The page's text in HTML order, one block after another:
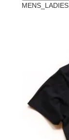
MENS_LADIES